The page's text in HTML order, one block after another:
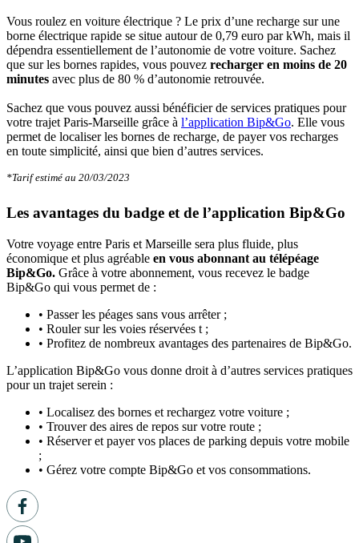
Vous roulez en voiture électrique ? Le prix d’une recharge sur une
borne électrique rapide se situe autour de 0,79 euro par kWh, mais il
dépendra essentiellement de l’autonomie de votre voiture. Sachez
que sur les bornes rapides, vous pouvez recharger en moins de 20
minutes avec plus de 80 % d’autonomie retrouvée.
Sachez que vous pouvez aussi bénéficier de services pratiques pour
votre trajet Paris-Marseille grâce à l’application Bip&Go. Elle vous
permet de localiser les bornes de recharge, de payer vos recharges
en toute simplicité, ainsi que bien d’autres services.
*Tarif estimé au 20/03/2023
Les avantages du badge et de l’application Bip&Go
Votre voyage entre Paris et Marseille sera plus fluide, plus
économique et plus agréable en vous abonnant au télépéage
Bip&Go. Grâce à votre abonnement, vous recevez le badge
Bip&Go qui vous permet de :
• Passer les péages sans vous arrêter ;
• Rouler sur les voies réservées t ;
• Profitez de nombreux avantages des partenaires de Bip&Go.
L’application Bip&Go vous donne droit à d’autres services pratiques
pour un trajet serein :
• Localisez des bornes et rechargez votre voiture ;
• Trouver des aires de repos sur votre route ;
• Réserver et payer vos places de parking depuis votre mobile
;
• Gérez votre compte Bip&Go et vos consommations.